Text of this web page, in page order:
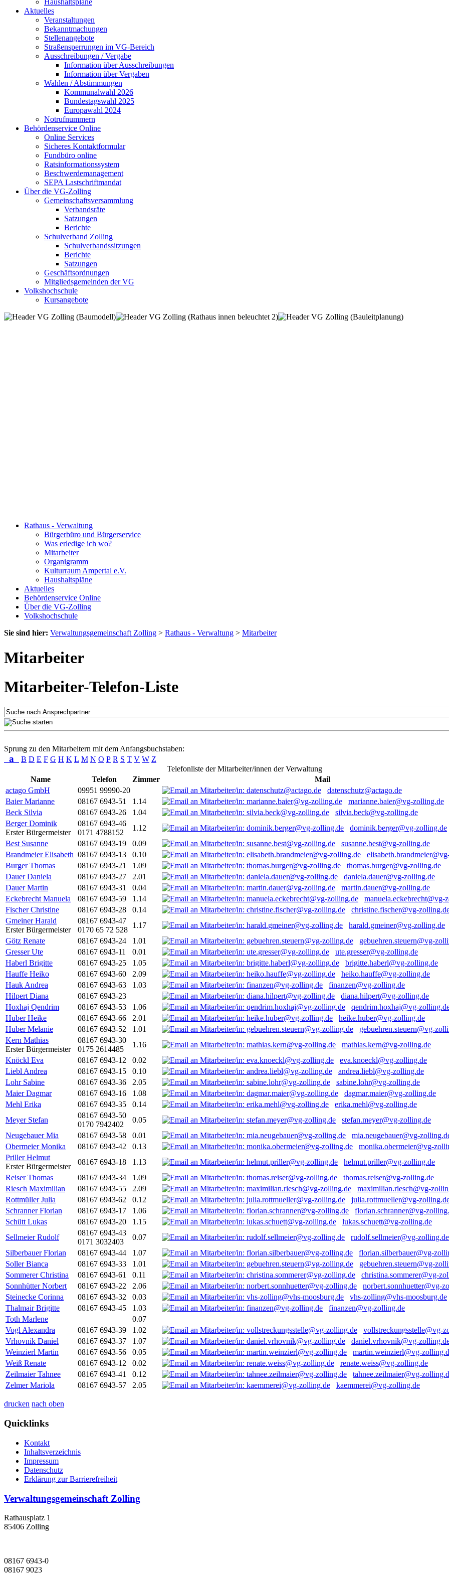
Haushaltspläne
Aktuelles
Veranstaltungen
Bekanntmachungen
Stellenangebote
Straßensperrungen im VG-Bereich
Ausschreibungen / Vergabe
Information über Ausschreibungen
Information über Vergaben
Wahlen / Abstimmungen
Kommunalwahl 2026
Bundestagswahl 2025
Europawahl 2024
Notrufnummern
Behördenservice Online
Online Services
Sicheres Kontaktformular
Fundbüro online
Ratsinformationssystem
Beschwerdemanagement
SEPA Lastschriftmandat
Über die VG-Zolling
Gemeinschaftsversammlung
Verbandsräte
Satzungen
Berichte
Schulverband Zolling
Schulverbandssitzungen
Berichte
Satzungen
Geschäftsordnungen
Mitgliedsgemeinden der VG
Volkshochschule
Kursangebote
Rathaus - Verwaltung
Bürgerbüro und Bürgerservice
Was erledige ich wo?
Mitarbeiter
Organigramm
Kulturraum Ampertal e.V.
Haushaltspläne
Aktuelles
Behördenservice Online
Über die VG-Zolling
Volkshochschule
Sie sind hier: Verwaltungsgemeinschaft Zolling > Rathaus - Verwaltung > Mitarbeiter
Mitarbeiter
Mitarbeiter-Telefon-Liste
Sprung zu den Mitarbeitern mit dem Anfangsbuchstaben:
a B D E F G H K L M N O P R S T V W Z
Telefonliste der Mitarbeiter/innen der Verwaltung
Name
Telefon Zimmer
Mail
actago GmbH
09951 99990-20
datenschutz@actago.de
Baier Marianne
08167 6943-51 1.14
marianne.baier@vg-zolling.de
Beck Silvia
08167 6943-26 1.04
silvia.beck@vg-zolling.de
Berger Dominik
Erster Bürgermeister
08167 6943-46
0171 4788152
1.12
dominik.berger@vg-zolling.de
Best Susanne
08167 6943-19 0.09
susanne.best@vg-zolling.de
Brandmeier Elisabeth 08167 6943-13 0.10
Burger Thomas
08167 6943-21 1.09
thomas.burger@vg-zolling.de
Dauer Daniela
08167 6943-27 2.01
daniela.dauer@vg-zolling.de
Dauer Martin
08167 6943-31 0.04
martin.dauer@vg-zolling.de
Eckebrecht Manuela
08167 6943-59 1.14
manuela.eckebrecht@vg-
Fischer Christine
08167 6943-28 0.14
christine.fischer@vg-
Gmeiner Harald
Erster Bürgermeister
08167 6943-47
0170 65 72 528
1.17
harald.gmeiner@vg-zolling.de
Götz Renate
08167 6943-24 1.01
gebuehren.steuern@vg-
Gresser Ute
08167 6943-11 0.01
ute.gresser@vg-zolling.de
Haberl Brigitte
08167 6943-25 1.05
brigitte.haberl@vg-zolling.de
Hauffe Heiko
08167 6943-60 2.09
heiko.hauffe@vg-zolling.de
Hauk Andrea
08167 6943-63 1.03
finanzen@vg-zolling.de
Hilpert Diana
08167 6943-23
diana.hilpert@vg-zolling.de
Hoxhaj Qendrim
08167 6943-53 1.06
qendrim.hoxhaj@vg-
Huber Heike
08167 6943-66 2.01
heike.huber@vg-zolling.de
Huber Melanie
08167 6943-52 1.01
gebuehren.steuern@vg-
Kern Mathias
Erster Bürgermeister
08167 6943-30
0175 2614485
1.16
mathias.kern@vg-zolling.de
Knöckl Eva
08167 6943-12 0.02
eva.knoeckl@vg-zolling.de
Liebl Andrea
08167 6943-15 0.10
andrea.liebl@vg-zolling.de
Lohr Sabine
08167 6943-36 2.05
sabine.lohr@vg-zolling.de
Maier Dagmar
08167 6943-16 1.08
dagmar.maier@vg-zolling.de
Mehl Erika
08167 6943-35 0.14
erika.mehl@vg-zolling.de
Meyer Stefan
08167 6943-50
0170 7942402
0.05
stefan.meyer@vg-zolling.de
Neugebauer Mia
08167 6943-58 0.01
mia.neugebauer@vg-
Obermeier Monika
08167 6943-42 0.13
monika.obermeier@vg-
Priller Helmut
Erster Bürgermeister
08167 6943-18 1.13
helmut.priller@vg-zolling.de
Reiser Thomas
08167 6943-34 1.09
thomas.reiser@vg-zolling.de
Riesch Maximilian
08167 6943-55 2.09
maximilian.riesch@vg-
Rottmüller Julia
08167 6943-62 0.12
julia.rottmueller@vg-
Schranner Florian
08167 6943-17 1.06
florian.schranner@vg-
Schütt Lukas
08167 6943-20 1.15
lukas.schuett@vg-zolling.de
Sellmeier Rudolf
08167 6943-43
0171 3032403
0.07
rudolf.sellmeier@vg-zolling.de
Silberbauer Florian
08167 6943-44 1.07
florian.silberbauer@vg-
Soller Bianca
08167 6943-33 1.01
gebuehren.steuern@vg-
Sommerer Christina
08167 6943-61 0.11
christina.sommerer@vg-
Sonnhütter Norbert
08167 6943-22 2.06
norbert.sonnhuetter@vg-
Steinecke Corinna
08167 6943-32 0.03
vhs-zolling@vhs-moosburg.de
Thalmair Brigitte
08167 6943-45 1.03
finanzen@vg-zolling.de
Toth Marlene
0.07
Vogl Alexandra
08167 6943-39 1.02
vollstreckungsstelle@vg-
Vrhovnik Daniel
08167 6943-37 1.07
daniel.vrhovnik@vg-
Weinzierl Martin
08167 6943-56 0.05
martin.weinzierl@vg-
Weiß Renate
08167 6943-12 0.02
renate.weiss@vg-zolling.de
Zeilmaier Tahnee
08167 6943-41 0.12
tahnee.zeilmaier@vg-
Zelmer Mariola
08167 6943-57 2.05 kaemmerei@vg-zolling.de
drucken nach oben
Quicklinks
Kontakt
Inhaltsverzeichnis
Impressum
Datenschutz
Erklärung zur Barrierefreiheit
Verwaltungsgemeinschaft Zolling
Rathausplatz 1
85406 Zolling
08167 6943-0
08167 9023